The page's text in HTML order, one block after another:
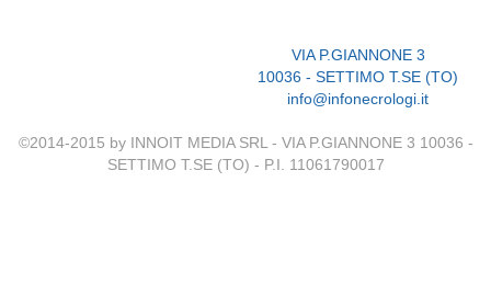
VIA P.GIANNONE 3
10036 - SETTIMO T.SE (TO)
info@infonecrologi.it
©2014-2015 by INNOIT MEDIA SRL - VIA P.GIANNONE 3 10036 -
SETTIMO T.SE (TO) - P.I. 11061790017